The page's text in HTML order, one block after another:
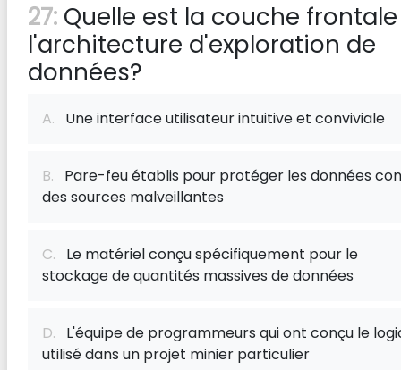
27: Quelle est la couche
l'architecture d'exploration de
données?
A. Une interface utilisateur intuitive et conviviale
B. Pare-feu établis pour protéger les données
des sources malveillantes
C. Le matériel conçu spécifiquement pour le
stockage de quantités massives de données
D. L'équipe de programmeurs qui ont conçu le
utilisé dans un projet minier particulier